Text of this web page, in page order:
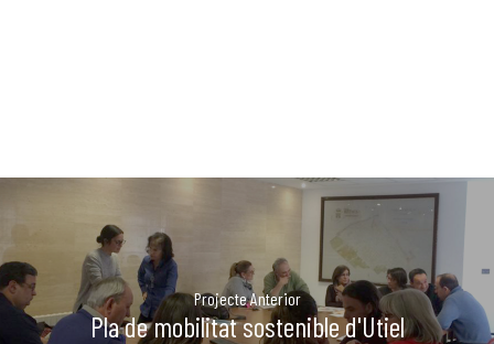
Projecte Anterior
Pla de mobilitat sostenible d'Utiel
info@ladulaparticipacio.com
VLC
CAS